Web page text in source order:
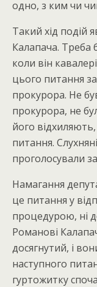
одно, з ким чи
Такий хід подій
Калапача. Треба
коли він
цього питання
прокурора. Не
прокурора, не
його
питання.
проголосували
Намагання
це питання у
процедурою, ні
Романові
досягнутий, і
наступного
гуртожитку